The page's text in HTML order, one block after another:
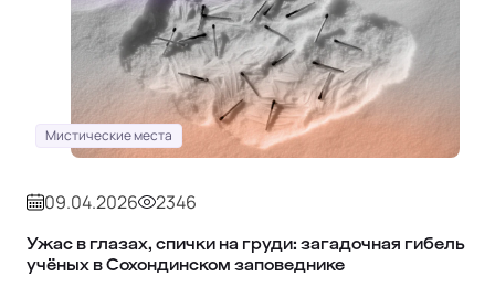
Мистические места
09.04.2026 2346
Ужас в глазах, спички на груди: загадочная гибель
учёных в Сохондинском заповеднике